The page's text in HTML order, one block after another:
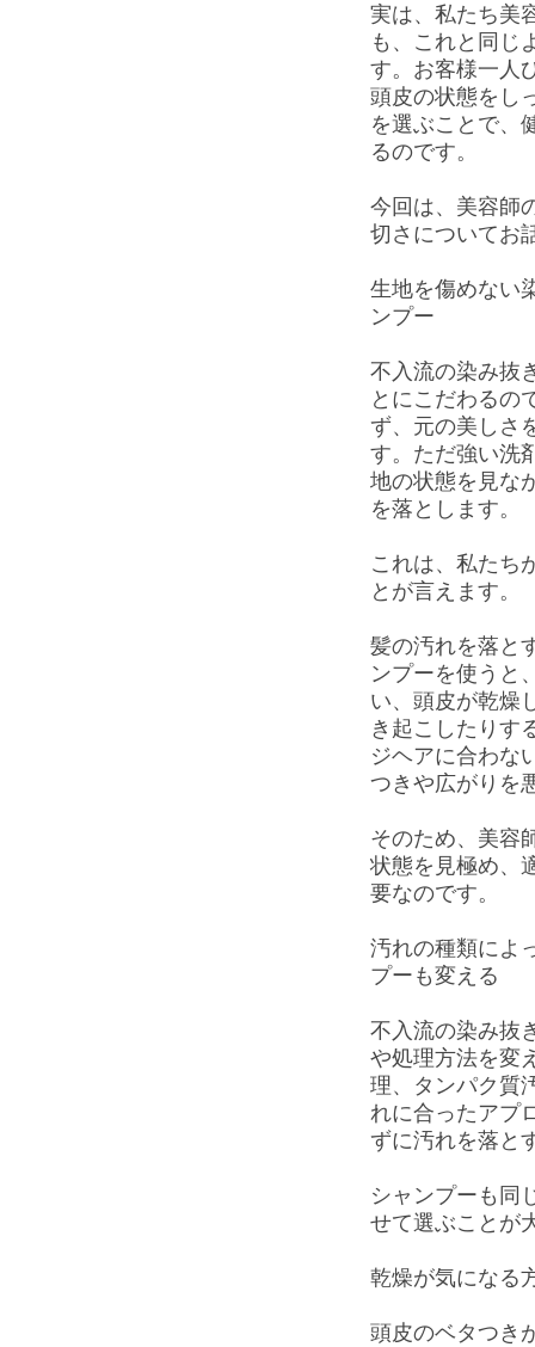
実は、私たち美
も、これと同じ
す。お客様一人
頭皮の状態をし
を選ぶことで、
るのです。
今回は、美容師
切さについてお
生地を傷めない
ンプー
不入流の染み抜
とにこだわるの
ず、元の美しさ
す。ただ強い洗
地の状態を見な
を落とします。
これは、私たち
とが言えます。
髪の汚れを落と
ンプーを使うと
い、頭皮が乾燥
き起こしたりす
ジヘアに合わな
つきや広がりを
そのため、美容
状態を見極め、
要なのです。
汚れの種類によ
プーも変える
不入流の染み抜
や処理方法を変
理、タンパク質
れに合ったアプ
ずに汚れを落と
シャンプーも同
せて選ぶことが
乾燥が気になる
頭皮のベタつき